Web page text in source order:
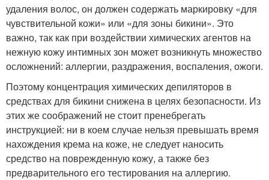
удаления волос, он должен содержать маркировку «для
чувствительной кожи» или «для зоны бикини». Это
важно, так как при воздействии химических агентов на
нежную кожу интимных зон может возникнуть множество
осложнений: аллергии, раздражения, воспаления, ожоги.
Поэтому концентрация химических депиляторов в
средствах для бикини снижена в целях безопасности. Из
этих же соображений не стоит пренебрегать
инструкцией: ни в коем случае нельзя превышать время
нахождения крема на коже, не следует наносить
средство на поврежденную кожу, а также без
предварительного его тестирования на аллергию.